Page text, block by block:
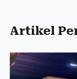
Artikel